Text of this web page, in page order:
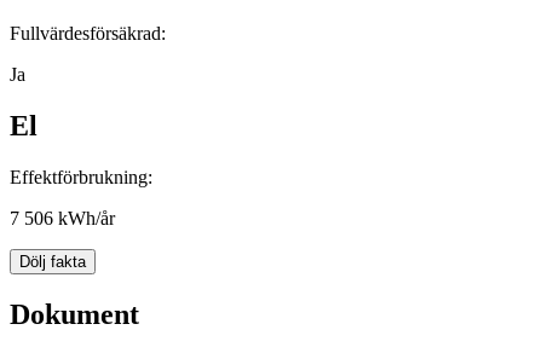
Fullvärdesförsäkrad:
Ja
El
Effektförbrukning:
7 506 kWh/år
Dölj fakta
Dokument